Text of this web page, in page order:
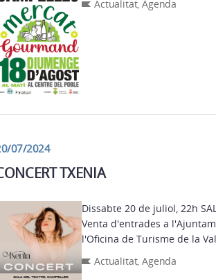
Actualitat,Agenda
07/2024
TXENIA
Dissabte 20 de juliol, 22h SALA DEL TEATRE, CAMPELLES
Venta d'entrades a
Actualitat,Agenda